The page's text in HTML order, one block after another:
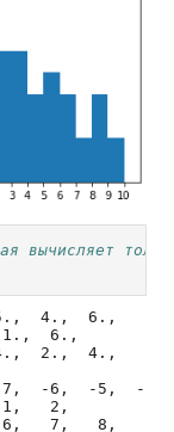
вычисляет
4.,  6.,
6.,
2,